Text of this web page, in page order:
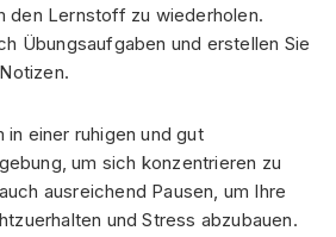
den Lernstoff zu wiederholen.
Übungsaufgaben und erstellen Sie
in einer ruhigen und gut
um sich konzentrieren zu
ausreichend Pausen, um Ihre
und Stress abzubauen.